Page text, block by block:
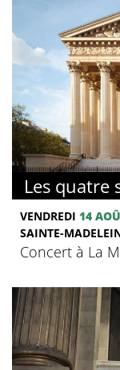
Les quatre
VENDREDI 14
SAINTE-
Concert à La